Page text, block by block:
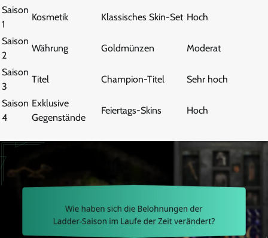
Saison
1
Kosmetik Klassisches Skin-Set Hoch
Saison
2
Währung Goldmünzen Moderat
Saison
3
Titel Champion-Titel Sehr hoch
Saison
4
Exklusive
Gegenstände
Feiertags-Skins Hoch